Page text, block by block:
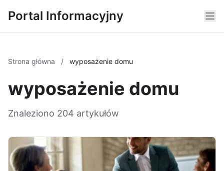
Portal Informacyjny
Strona główna / wyposażenie domu
wyposażenie domu
Znaleziono 204 artykułów